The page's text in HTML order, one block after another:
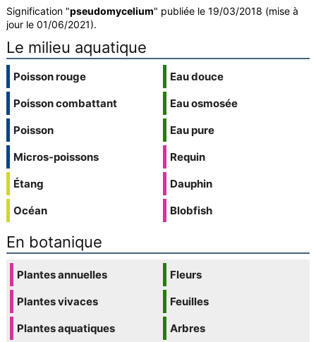
Signification "pseudomycelium" publiée le 19/03/2018 (mise à
jour le 01/06/2021).
Le milieu aquatique
Poisson rouge
Poisson combattant
Poisson
Micros-poissons
Étang
Océan
Eau douce
Eau osmosée
Eau pure
Requin
Dauphin
Blobfish
En botanique
Plantes annuelles
Plantes vivaces
Plantes aquatiques
Fleurs
Feuilles
Arbres